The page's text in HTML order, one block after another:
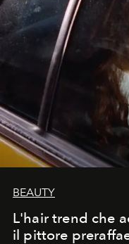
BEAUTY
L'hair trend che
il pittore